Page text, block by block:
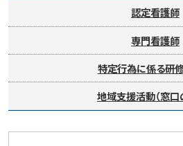
認定看護師
専門看護師
特定行為に係る研
地域支援活動（窓口